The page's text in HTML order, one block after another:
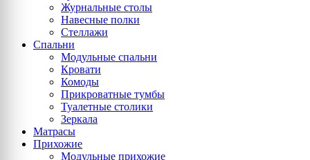
Журнальные столы
Навесные полки
Стеллажи
Спальни
Модульные спальни
Кровати
Комоды
Прикроватные тумбы
Туалетные столики
Зеркала
Матрасы
Прихожие
Модульные прихожие